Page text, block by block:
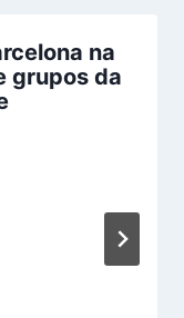
na
grupos da